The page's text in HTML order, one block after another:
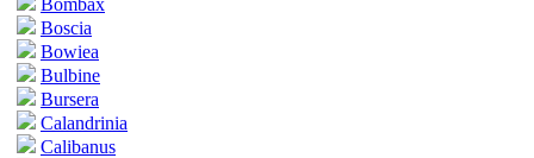
Bombax
Boscia
Bowiea
Bulbine
Bursera
Calandrinia
Calibanus